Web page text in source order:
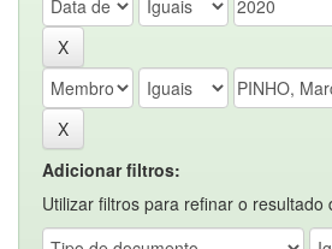
Adicionar filtros:
Utilizar filtros para refinar o resultado